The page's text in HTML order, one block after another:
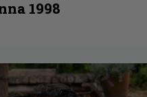
1998